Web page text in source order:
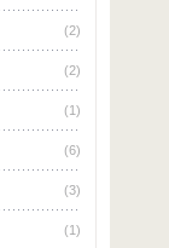
(2)
(2)
(1)
(6)
(3)
(1)